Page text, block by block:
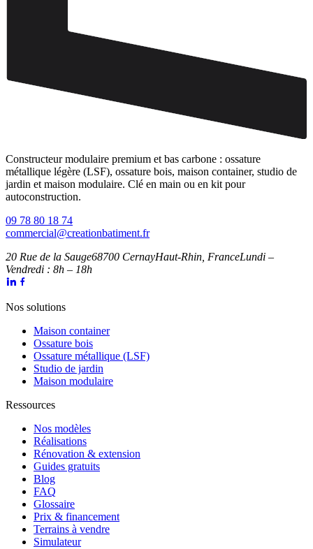
Constructeur modulaire premium et bas carbone : ossature
métallique légère (LSF), ossature bois, maison container, studio de
jardin et maison modulaire. Clé en main ou en kit pour
autoconstruction.
09 78 80 18 74
commercial@creationbatiment.fr
20 Rue de la Sauge68700 CernayHaut-Rhin, FranceLundi –
Vendredi : 8h – 18h
Nos solutions
Maison container
Ossature bois
Ossature métallique (LSF)
Studio de jardin
Maison modulaire
Ressources
Nos modèles
Réalisations
Rénovation & extension
Guides gratuits
Blog
FAQ
Glossaire
Prix & financement
Terrains à vendre
Simulateur